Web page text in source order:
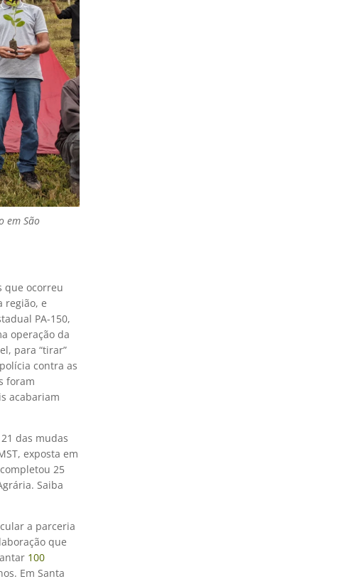
em São
que ocorreu
região, e
PA-150,
operação da
para “tirar”
contra as
foram
acabariam
das mudas
exposta em
25
Saiba
a parceria
que
100
Em Santa